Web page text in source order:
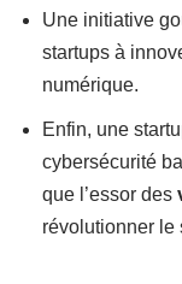
Une initiative
startups à
numérique.
Enfin, une
cybersécurité
que l’essor des
révolutionner le